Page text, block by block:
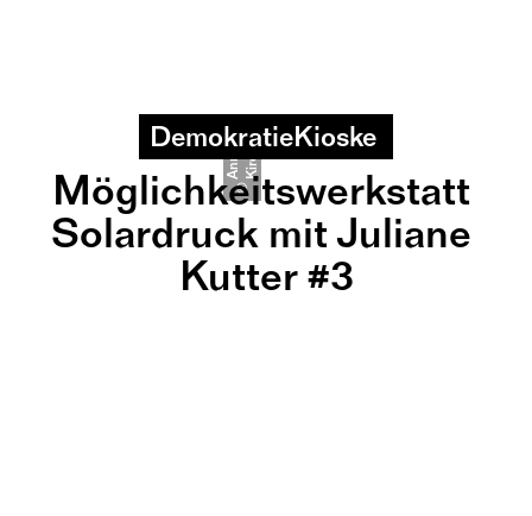
©
A
n
n
a
K
i
r
c
h
n
er
DemokratieKioske
Möglichkeitswerkstatt
Solardruck mit Juliane
Kutter #3